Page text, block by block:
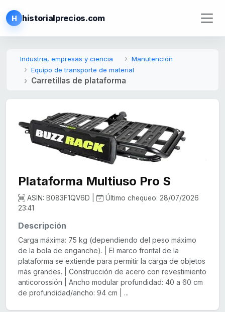
H historialprecios.com
Industria, empresas y ciencia
Manutención
Equipo de transporte de material
Carretillas de plataforma
Plataforma Multiuso Pro S
ASIN: B083F1QV6D |
Último chequeo: 28/07/2026
23:41
Descripción
Carga máxima: 75 kg (dependiendo del peso máximo
de la bola de enganche). | El marco frontal de la
plataforma se extiende para permitir la carga de objetos
más grandes. | Construcción de acero con revestimiento
anticorossión | Ancho modular profundidad: 40 a 60 cm
de profundidad/ancho: 94 cm | ...